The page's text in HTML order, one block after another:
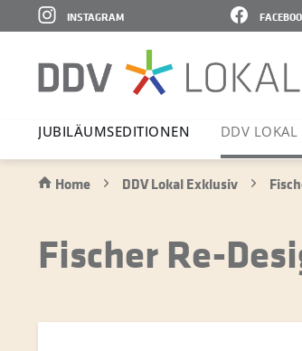
INSTAGRAM
JUBI­LÄ­UMS­E­DI­TIONEN DDV LOKAL
Home DDV Lokal Exklusiv
Fischer Re-